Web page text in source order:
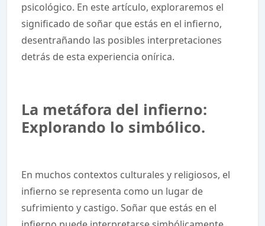
psicológico. En este artículo, exploraremos el
significado de soñar que estás en el infierno,
desentrañando las posibles interpretaciones
detrás de esta experiencia onírica.
La metáfora del infierno:
Explorando lo simbólico.
En muchos contextos culturales y religiosos, el
infierno se representa como un lugar de
sufrimiento y castigo. Soñar que estás en el